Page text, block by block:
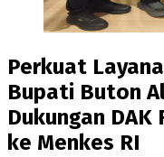
Perkuat
Bupati Buton
Dukungan DAK
ke Menkes RI